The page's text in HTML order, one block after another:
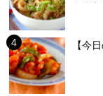
【今